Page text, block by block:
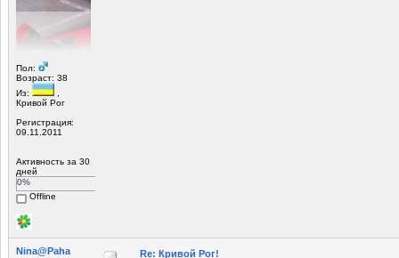
Пол:
Возраст: 38
Из:
Кривой Рог
Регистрация:
09.11.2011
Активность за 30
дней
0%
Offline
Nina@Paha Re: Кривой Рог!